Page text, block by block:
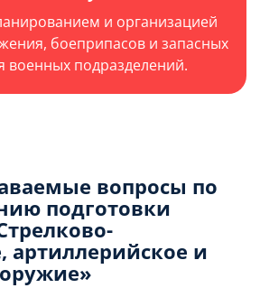
и организацией
боеприпасов и запасных
военных подразделений.
вопросы по
подготовки
артиллерийское и